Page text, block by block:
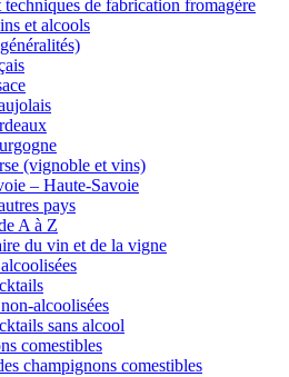
techniques de fabrication fromagère
et alcools
(vignoble et vins)
– Haute-Savoie
pays
A à Z
du vin et de la vigne
alcoolisées
sans alcool
comestibles
champignons comestibles